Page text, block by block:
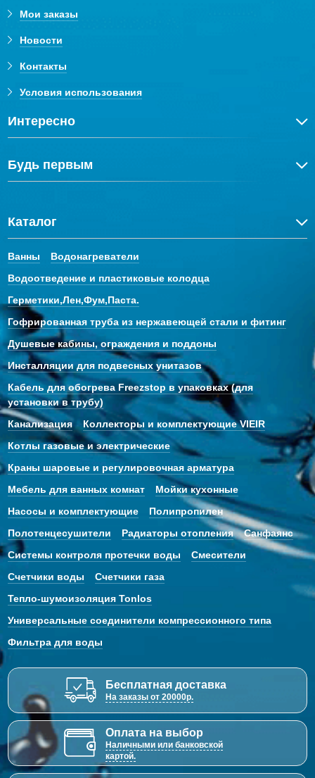
Мои заказы
Новости
Контакты
Условия использования
Интересно
Будь первым
Каталог
Ванны
Водонагреватели
Водоотведение и пластиковые колодца
Герметики,Лен,Фум,Паста.
Гофрированная труба из нержавеющей стали и фитинг
Душевые кабины, ограждения и поддоны
Инсталляции для подвесных унитазов
Кабель для обогрева Freezstop в упаковках (для
установки в трубу)
Канализация
Коллекторы и комплектующие VIEIR
Котлы газовые и электрические
Краны шаровые и регулировочная арматура
Мебель для ванных комнат
Мойки кухонные
Насосы и комплектующие
Полипропилен
Полотенцесушители
Радиаторы отопления
Санфаянс
Системы контроля протечки воды
Смесители
Счетчики воды
Счетчики газа
Тепло-шумоизоляция Tonlos
Универсальные соединители компрессионного типа
Фильтра для воды
Бесплатная доставка
На заказы от 20000р.
Оплата на выбор
Наличными или банковской
картой.